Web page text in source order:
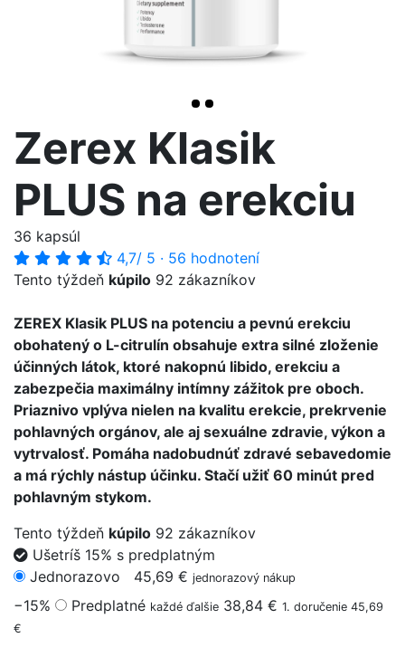
Zerex Klasik
PLUS na erekciu
36 kapsúl
4,7/ 5 · 56 hodnotení
Tento týždeň kúpilo 92 zákazníkov
ZEREX Klasik PLUS na potenciu a pevnú erekciu
obohatený o L-citrulín obsahuje extra silné zloženie
účinných látok, ktoré nakopnú libido, erekciu a
zabezpečia maximálny intímny zážitok pre oboch.
Priaznivo vplýva nielen na kvalitu erekcie, prekrvenie
pohlavných orgánov, ale aj sexuálne zdravie, výkon a
vytrvalosť. Pomáha nadobudnúť zdravé sebavedomie
a má rýchly nástup účinku. Stačí užiť 60 minút pred
pohlavným stykom.
Tento týždeň kúpilo 92 zákazníkov
Ušetríš 15% s predplatným
Jednorazovo
45,69 € jednorazový nákup
−15% Predplatné každé ďalšie 38,84 € 1. doručenie 45,69
€